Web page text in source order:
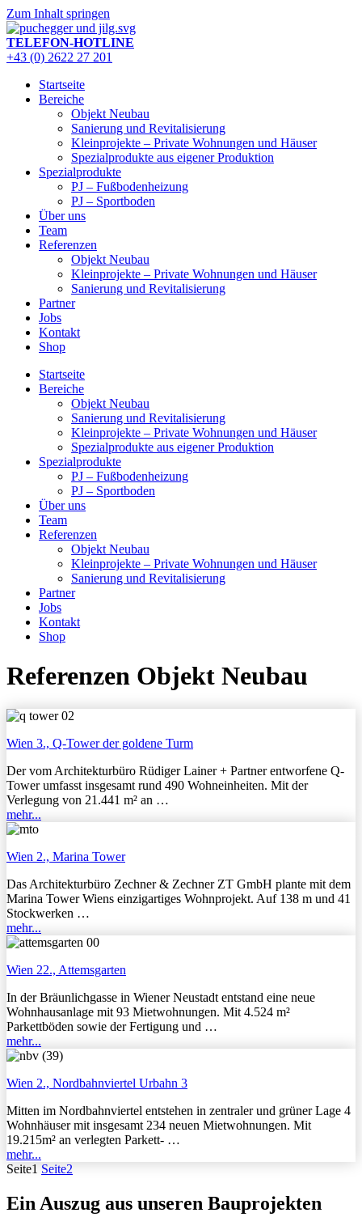
Zum Inhalt springen
TELEFON-HOTLINE
+43 (0) 2622 27 201
Startseite
Bereiche
Objekt Neubau
Sanierung und Revitalisierung
Kleinprojekte – Private Wohnungen und Häuser
Spezialprodukte aus eigener Produktion
Spezialprodukte
PJ – Fußbodenheizung
PJ – Sportboden
Über uns
Team
Referenzen
Objekt Neubau
Kleinprojekte – Private Wohnungen und Häuser
Sanierung und Revitalisierung
Partner
Jobs
Kontakt
Shop
Startseite
Bereiche
Objekt Neubau
Sanierung und Revitalisierung
Kleinprojekte – Private Wohnungen und Häuser
Spezialprodukte aus eigener Produktion
Spezialprodukte
PJ – Fußbodenheizung
PJ – Sportboden
Über uns
Team
Referenzen
Objekt Neubau
Kleinprojekte – Private Wohnungen und Häuser
Sanierung und Revitalisierung
Partner
Jobs
Kontakt
Shop
Referenzen Objekt Neubau
Wien 3., Q-Tower der goldene Turm
Der vom Architekturbüro Rüdiger Lainer + Partner entworfene Q-
Tower umfasst insgesamt rund 490 Wohneinheiten. Mit der
Verlegung von 21.441 m² an …
mehr...
Wien 2., Marina Tower
Das Architekturbüro Zechner & Zechner ZT GmbH plante mit dem
Marina Tower Wiens einzigartiges Wohnprojekt. Auf 138 m und 41
Stockwerken …
mehr...
Wien 22., Attemsgarten
In der Bräunlichgasse in Wiener Neustadt entstand eine neue
Wohnhausanlage mit 93 Mietwohnungen. Mit 4.524 m²
Parkettböden sowie der Fertigung und …
mehr...
Wien 2., Nordbahnviertel Urbahn 3
Mitten im Nordbahnviertel entstehen in zentraler und grüner Lage 4
Wohnhäuser mit insgesamt 234 neuen Mietwohnungen. Mit
19.215m² an verlegten Parkett- …
mehr...
Seite1 Seite2
Ein Auszug aus unseren Bauprojekten